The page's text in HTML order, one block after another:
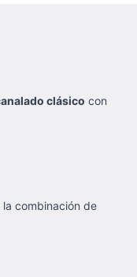
clásico con
la combinación de